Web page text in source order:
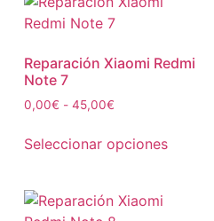
Reparación Xiaomi Redmi
Note 7
0,00€ - 45,00€
Seleccionar opciones